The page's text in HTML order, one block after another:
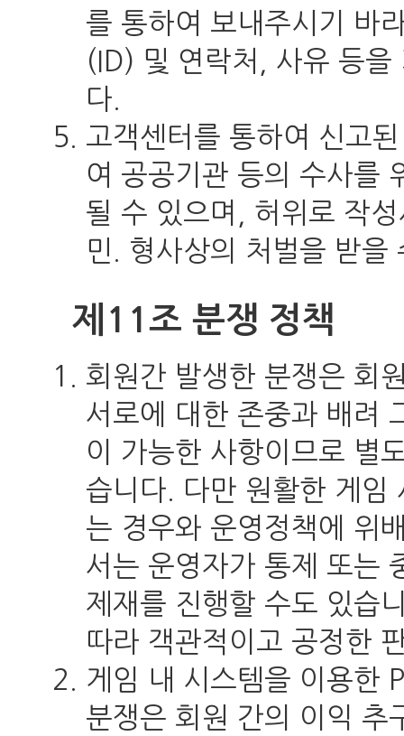
를 통하여 보내주시기 바
(ID) 및 연락처, 사유 등을
다.
고객센터를 통하여 신고
여 공공기관 등의 수사를
될 수 있으며, 허위로 작
민. 형사상의 처벌을 받을
제11조 분쟁 정책
회원간 발생한 분쟁은 회
서로에 대한 존중과 배려
이 가능한 사항이므로 별
습니다. 다만 원활한 게임
는 경우와 운영정책에 위
서는 운영자가 통제 또는
제재를 진행할 수도 있습
따라 객관적이고 공정한
게임 내 시스템을 이용한
분쟁은 회원 간의 이익 추